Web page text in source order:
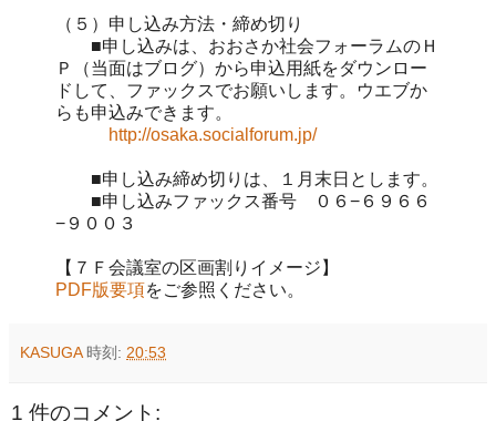
（５）申し込み方法・締め切り
■申し込みは、おおさか社会フォーラムのＨ
Ｐ（当面はブログ）から申込用紙をダウンロー
ドして、ファックスでお願いします。ウエブか
らも申込みできます。
http://osaka.socialforum.jp/
■申し込み締め切りは、１月末日とします。
■申し込みファックス番号 ０６−６９６６
−９００３
【７Ｆ会議室の区画割りイメージ】
PDF版要項をご参照ください。
KASUGA 時刻: 20:53
1 件のコメント: